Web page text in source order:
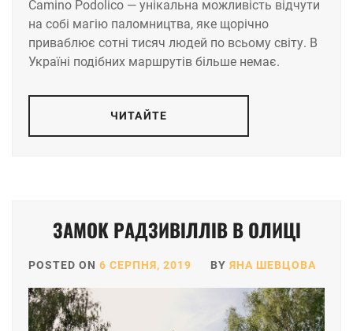
Camino Podolico — унікальна можливість відчути
на собі магію паломництва, яке щорічно
приваблює сотні тисяч людей по всьому світу. В
Україні подібних маршрутів більше немає.
ЧИТАЙТЕ
ЗАМОК РАДЗИВІЛЛІВ В ОЛИЦІ
POSTED ON 6 СЕРПНЯ, 2019 BY ЯНА ШЕВЦОВА